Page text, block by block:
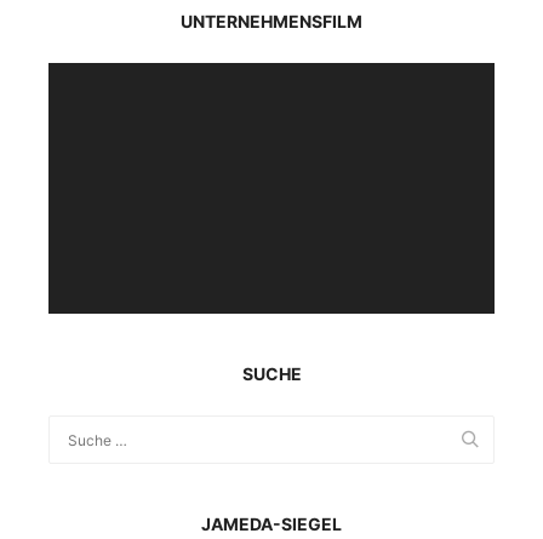
UNTERNEHMENSFILM
SUCHE
JAMEDA-SIEGEL